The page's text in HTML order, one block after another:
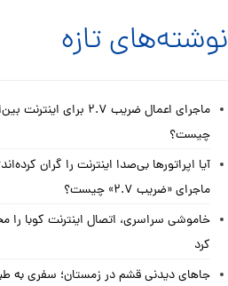
نوشته‌های تازه
ماجرای اعمال ضریب ۲.۷ برای
چیست؟
آیا اپراتورها بی‌صدا اینترنت را گران
ماجرای «ضریب ۲.۷» چیست؟
خاموشی سراسری، اتصال اینترنت کوبا را
کرد
جاهای دیدنی قشم در زمستان؛ سفری به